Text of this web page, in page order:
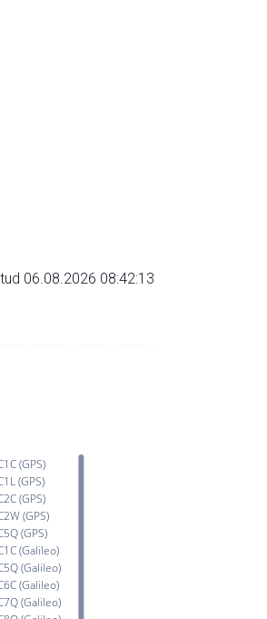
06.08.2026 08:42:13
(GPS)
(GPS)
(GPS)
(GPS)
(GPS)
(Galileo)
(Galileo)
(Galileo)
(Galileo)